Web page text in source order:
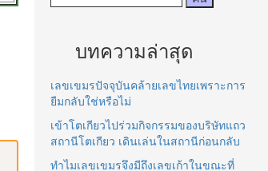
บทความล่าสุด
เลขเขมรปัจจุบันคล้ายเลขไทยเพราะการ
ยืมกลับใช่หรือไม่
เข้าโตเกียวไปร่วมกิจกรรมของบริษัทแถว
สถานีโตเกียว เดินเล่นในสถานีก่อนกลับ
ทำไมเลขเขมรจึงมีถึงเลขเก้าในขณะที่